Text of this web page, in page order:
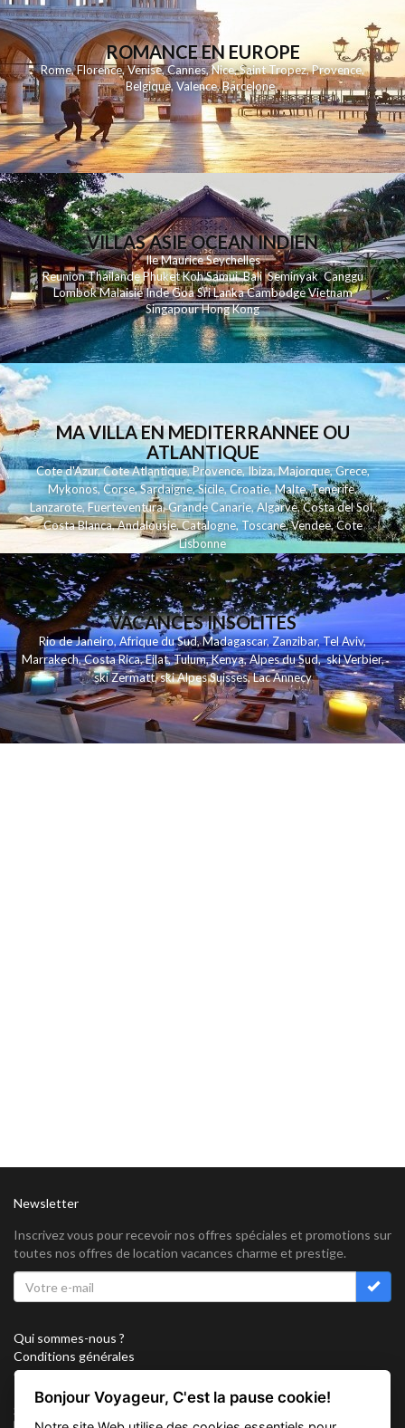
ROMANCE EN EUROPE
Rome,Florence,Venise,Cannes,Nice,Saint Tropez,Provence,
Belgique,Valence,Barcelone,
VILLAS ASIE OCEAN INDIEN
Ile MauriceSeychelles
ReunionThailandePhuketKohSamui Bali SeminyakCanggu
LombokMalaisieIndeGoaSri LankaCambodgeVietnam
SingapourHong Kong
MA VILLA EN MEDITERRANNEE OU
ATLANTIQUE
Cote d'Azur,Cote Atlantique,Provence,Ibiza,Majorque,Grece,
Mykonos,Corse,Sardaigne,Sicile,Croatie,Malte,Tenerife,
Lanzarote,Fuerteventura,Grande Canarie,Algarve,Costa del Sol,
Costa Blanca,Andalousie,Catalogne,Toscane,Vendee,Cote
Lisbonne
VACANCES INSOLITES
Rio de Janeiro,Afrique du Sud,Madagascar,Zanzibar,Tel Aviv,
Marrakech,Costa Rica,Eilat,Tulum,Kenya,Alpes du Sud,ski Verbier,
ski Zermatt,ski Alpes Suisses,Lac Annecy
Newsletter
Inscrivez vous pour recevoir nos offres spéciales et promotions sur
toutes nos offres de location vacances charme et prestige.
Qui sommes-nous ?
Conditions générales
Confidentialité
Partenariat
Sitemap
Bonjour Voyageur, C'est la pause cookie!